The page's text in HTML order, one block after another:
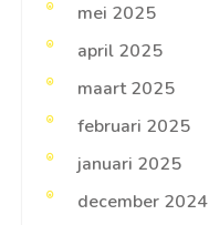
mei 2025
april 2025
maart 2025
februari 2025
januari 2025
december 2024